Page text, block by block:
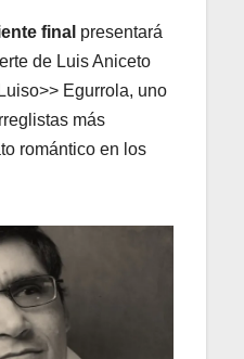
final presentará
de Luis Aniceto
Egurrola, uno
más
romántico en los